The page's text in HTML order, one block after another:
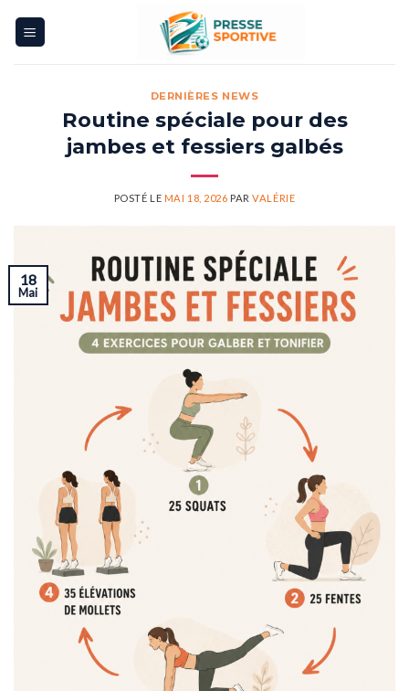
DERNIÈRES NEWS
Routine spéciale pour des
jambes et fessiers galbés
POSTÉ LE MAI 18, 2026 PARVALÉRIE
18
Mai